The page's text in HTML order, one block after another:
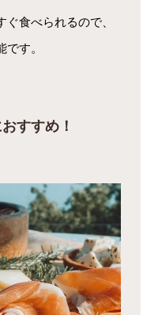
食べられるので、
す。
すすめ！